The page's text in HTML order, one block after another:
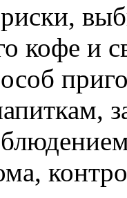
кофе и